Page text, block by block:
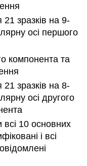
зразків на 9-
осі першого
компонента та
зразків на 8-
осі другого
всі 10 основних
і всі